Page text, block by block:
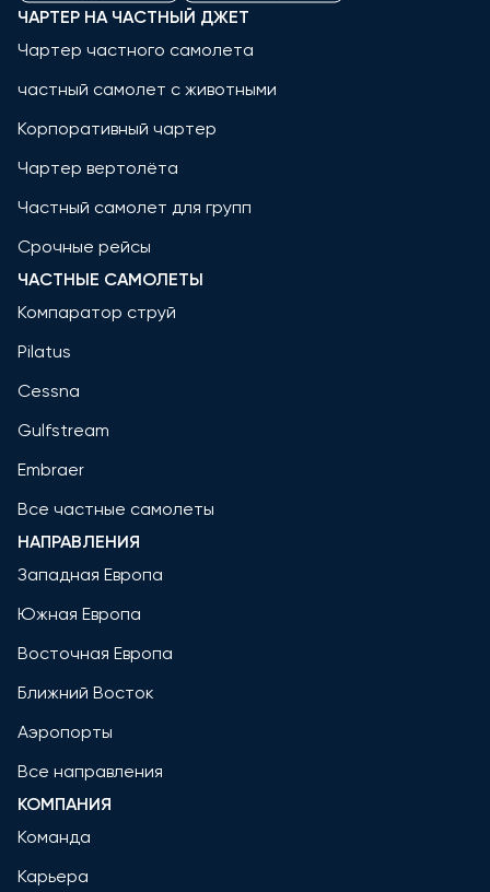
ЧАРТЕР НА ЧАСТНЫЙ ДЖЕТ
Чартер частного самолета
частный самолет с животными
Корпоративный чартер
Чартер вертолёта
Частный самолет для групп
Срочные рейсы
ЧАСТНЫЕ САМОЛЕТЫ
Компаратор струй
Pilatus
Cessna
Gulfstream
Embraer
Все частные самолеты
НАПРАВЛЕНИЯ
Западная Европа
Южная Европа
Восточная Европа
Ближний Восток
Аэропорты
Все направления
КОМПАНИЯ
Команда
Карьера